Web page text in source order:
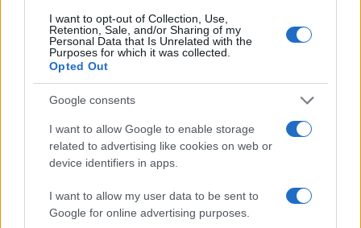
I want to opt-out of Collection, Use,
Retention, Sale, and/or Sharing of my
Personal Data that Is Unrelated with the
Purposes for which it was collected.
Opted Out
Google consents
I want to allow Google to enable storage
related to advertising like cookies on web or
device identifiers in apps.
I want to allow my user data to be sent to
Google for online advertising purposes.